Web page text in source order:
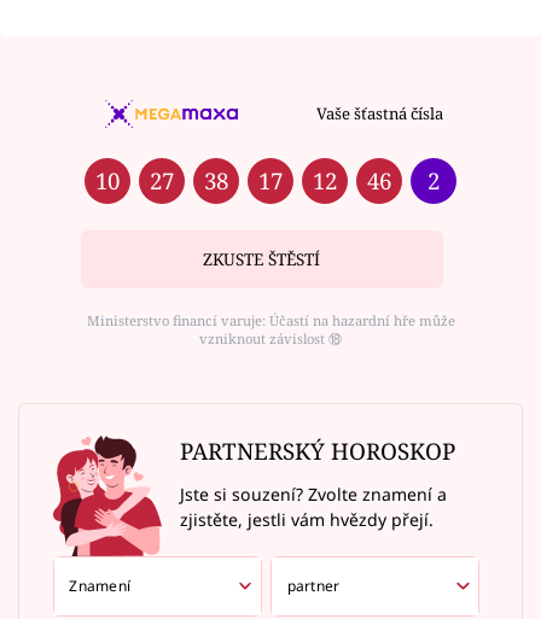
Vaše šťastná čísla
10 27 38 17 12 46 2
ZKUSTE ŠTĚSTÍ
Ministerstvo financí varuje: Účastí na hazardní hře může
vzniknout závislost ⑱
PARTNERSKÝ HOROSKOP
Jste si souzení? Zvolte znamení a
zjistěte, jestli vám hvězdy přejí.